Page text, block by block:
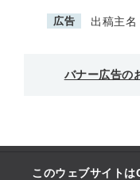
このウェブサイト
広告 出稿主名
バナー広告の